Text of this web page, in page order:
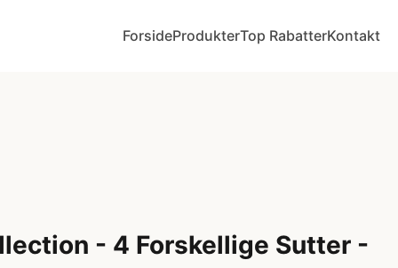
ForsideProdukterTop RabatterKontakt
- 4 Forskellige Sutter -